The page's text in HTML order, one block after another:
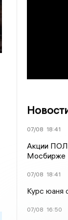
07/08 18:41
Акции
Мосбирже
07/08 18:41
Курс юаня
07/08 16:50